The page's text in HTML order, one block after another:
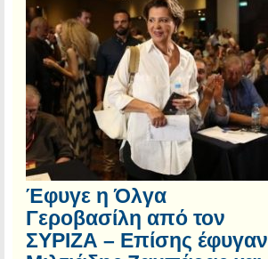
Έφυγε η Όλγα
Γεροβασίλη από τον
ΣΥΡΙΖΑ – Επίσης έφυγαν